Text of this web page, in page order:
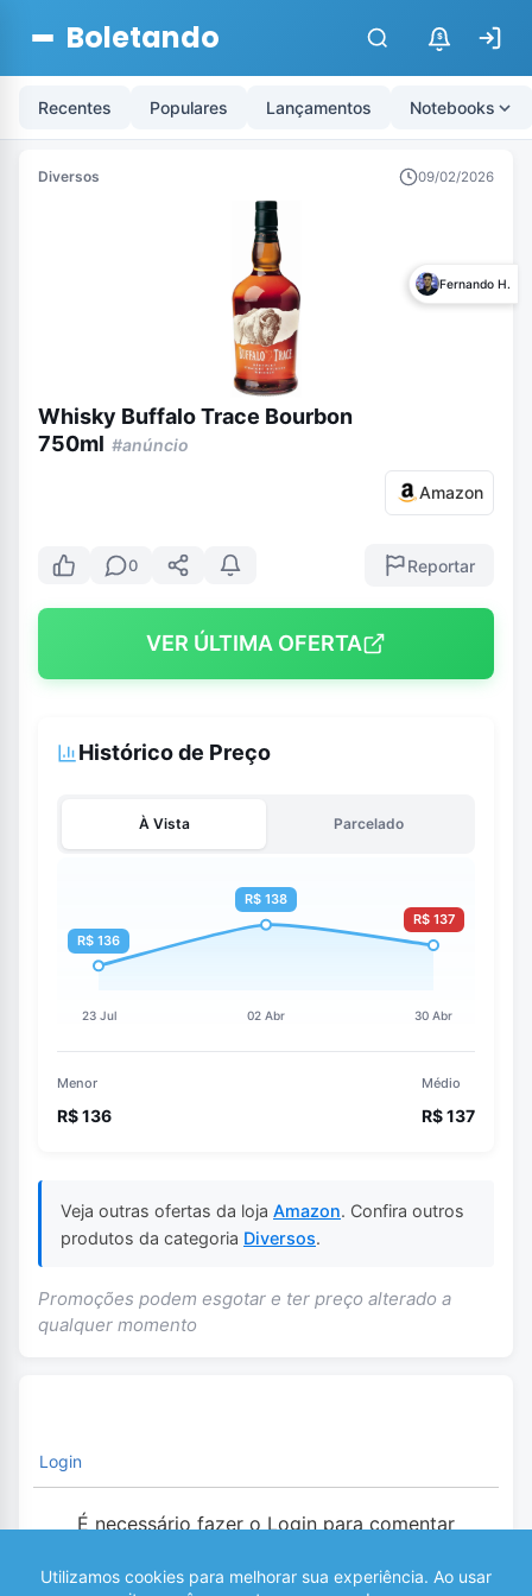
Boletando $
Recentes Populares Lançamentos Notebooks
Diversos 09/02/2026
Fernando H.
Whisky Buffalo Trace Bourbon
750ml #anúncio
Amazon
0 Reportar
VER ÚLTIMA OFERTA
Histórico de Preço
À Vista Parcelado
Menor
R$ 136
Médio
R$ 137
Veja outras ofertas da loja Amazon. Confira outros
produtos da categoria Diversos.
Promoções podem esgotar e ter preço alterado a
qualquer momento
Login
É necessário fazer o Login para comentar
0 COMENTÁRIOS